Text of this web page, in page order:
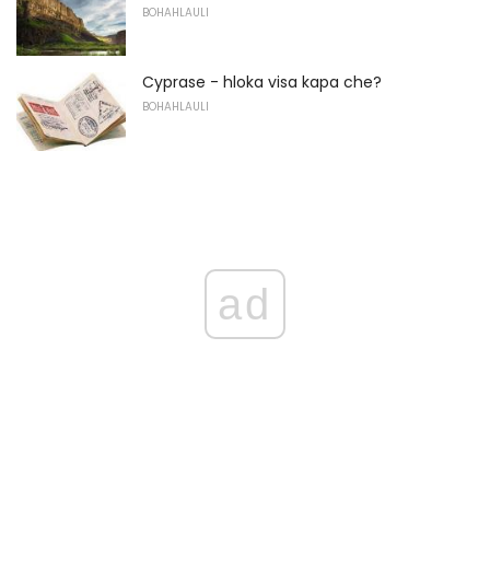
BOHAHLAULI
Cyprase - hloka visa kapa che?
BOHAHLAULI
ad